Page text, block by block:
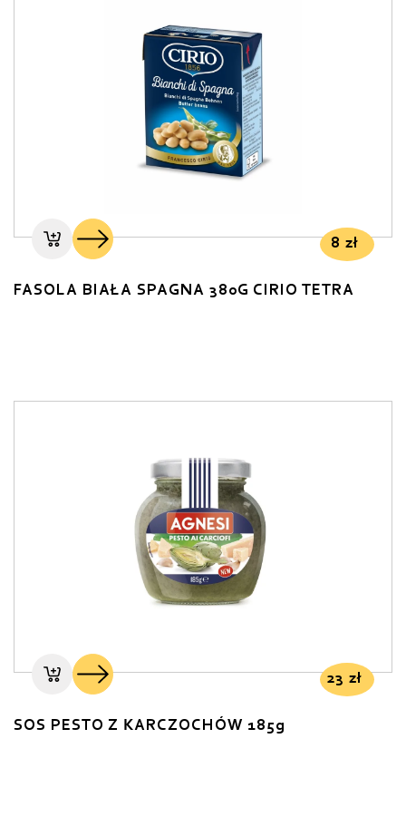
8 zł
FASOLA BIAŁA SPAGNA 380G CIRIO TETRA
23 zł
SOS PESTO Z KARCZOCHÓW 185g